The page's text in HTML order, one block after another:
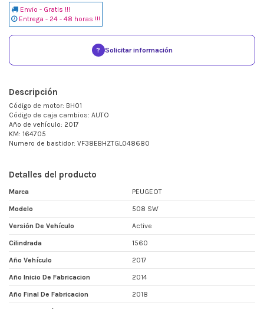
Envio - Gratis !!!
Entrega - 24 - 48 horas !!!
? Solicitar información
Descripción
Código de motor: BH01
Código de caja cambios: AUTO
Año de vehículo: 2017
KM: 164705
Numero de bastidor: VF38EBHZTGL048680
Detalles del producto
Marca PEUGEOT
Modelo 508 SW
Versión De Vehículo Active
Cilindrada 1560
Año Vehículo 2017
Año Inicio De Fabricacion 2014
Año Final De Fabricacion 2018